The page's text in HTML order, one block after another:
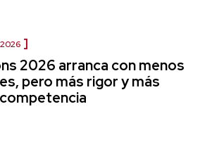
2026 arranca con menos
pero más rigor y más